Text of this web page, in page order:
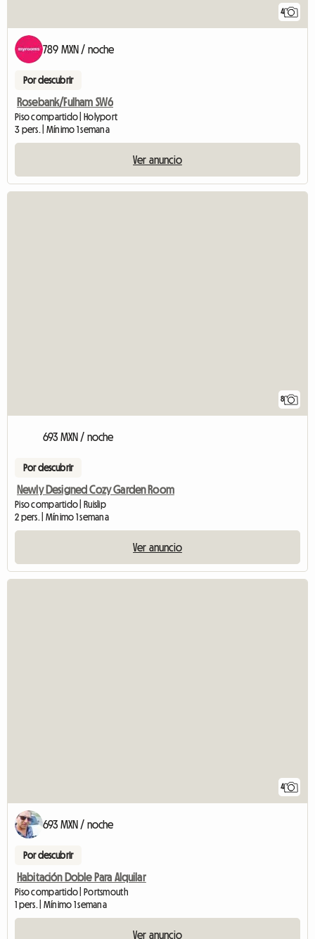
4
789 MXN / noche
Por descubrir
Rosebank/Fulham SW6
Piso compartido | Holyport
3 pers. | Mínimo 1 semana
Ver anuncio
8
693 MXN / noche
Por descubrir
Newly Designed Cozy Garden Room
Piso compartido | Ruislip
2 pers. | Mínimo 1 semana
Ver anuncio
4
693 MXN / noche
Por descubrir
Habitación Doble Para Alquilar
Piso compartido | Portsmouth
1 pers. | Mínimo 1 semana
Ver anuncio